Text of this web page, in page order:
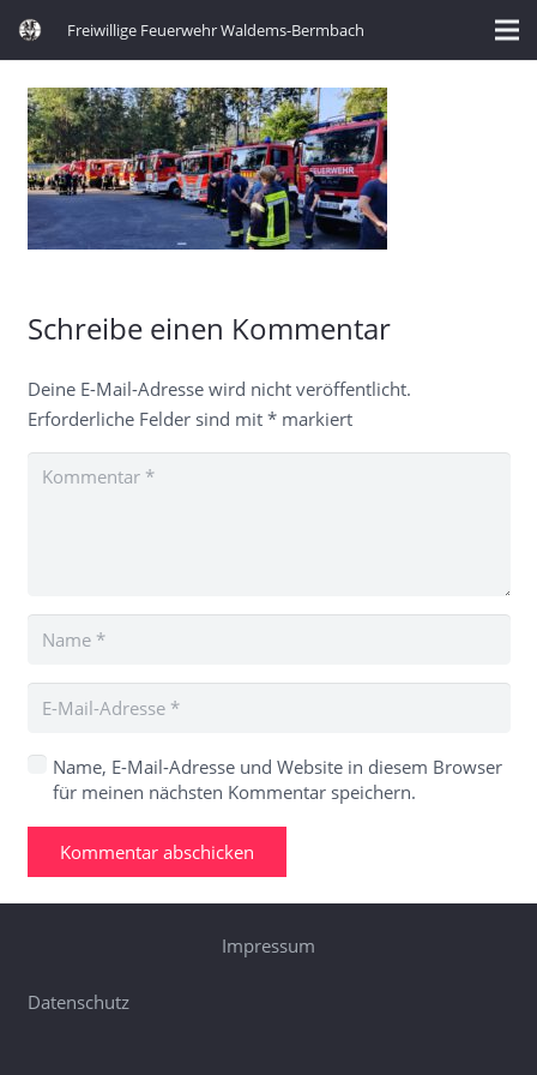
Freiwillige Feuerwehr Waldems-Bermbach
Schreibe einen Kommentar
Deine E-Mail-Adresse wird nicht veröffentlicht.
Erforderliche Felder sind mit *markiert
Name, E-Mail-Adresse und Website in diesem Browser
für meinen nächsten Kommentar speichern.
Kommentar abschicken
Impressum
Datenschutz